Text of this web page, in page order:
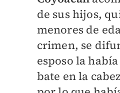
de sus hijos,
menores de
crimen, se
esposo la
bate en la